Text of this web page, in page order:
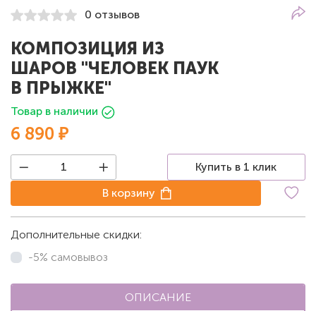
0 отзывов
КОМПОЗИЦИЯ ИЗ
ШАРОВ "ЧЕЛОВЕК ПАУК
В ПРЫЖКЕ"
Товар в наличии
6 890 ₽
Купить в 1 клик
В корзину
Дополнительные скидки:
-5% самовывоз
ОПИСАНИЕ